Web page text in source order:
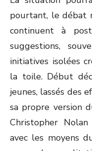
pourtant, le débat
continuent à
suggestions,
initiatives isolées
la toile. Début
jeunes, lassés des
sa propre version
Christopher
avec les moyens